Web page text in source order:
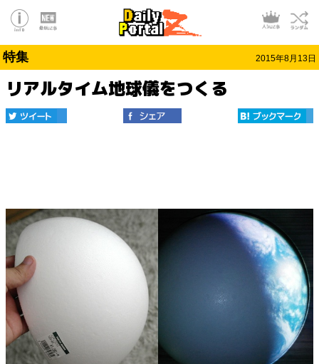
特集 2015年8月13日
リアルタイム地球儀をつくる